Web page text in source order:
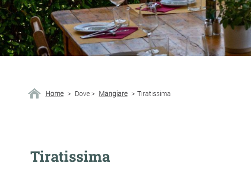
Home > Dove > Mangiare > Tiratissima
Tiratissima